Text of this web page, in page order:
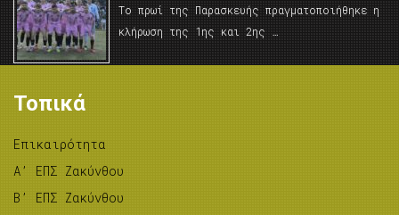
Το πρωί της Παρασκευής πραγματοποιήθηκε η
κλήρωση της 1ης και 2ης …
Τοπικά
Επικαιρότητα
A’ ΕΠΣ Ζακύνθου
B’ ΕΠΣ Ζακύνθου